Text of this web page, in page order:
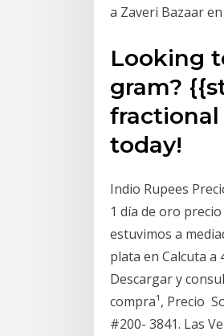
a Zaveri Bazaar
Looking
gram?
fractional
today!
Indio Rupees
1 día de oro
estuvimos a
plata en Calcuta
Descargar y
compra¹, Precio
#200- 3841. Las